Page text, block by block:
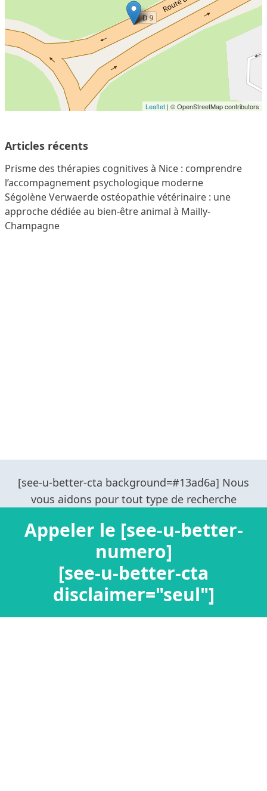
Leaflet | © OpenStreetMap contributors
Articles récents
Prisme des thérapies cognitives à Nice : comprendre
l’accompagnement psychologique moderne
Ségolène Verwaerde ostéopathie vétérinaire : une
approche dédiée au bien-être animal à Mailly-
Champagne
Appeler le [see-u-better-
numero]
[see-u-better-cta
disclaimer="seul"]